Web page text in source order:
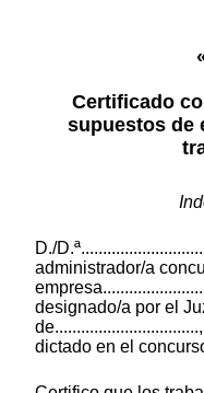
Certificado
supuestos de
D./
administrador/a
designado/a por el
dictado en el